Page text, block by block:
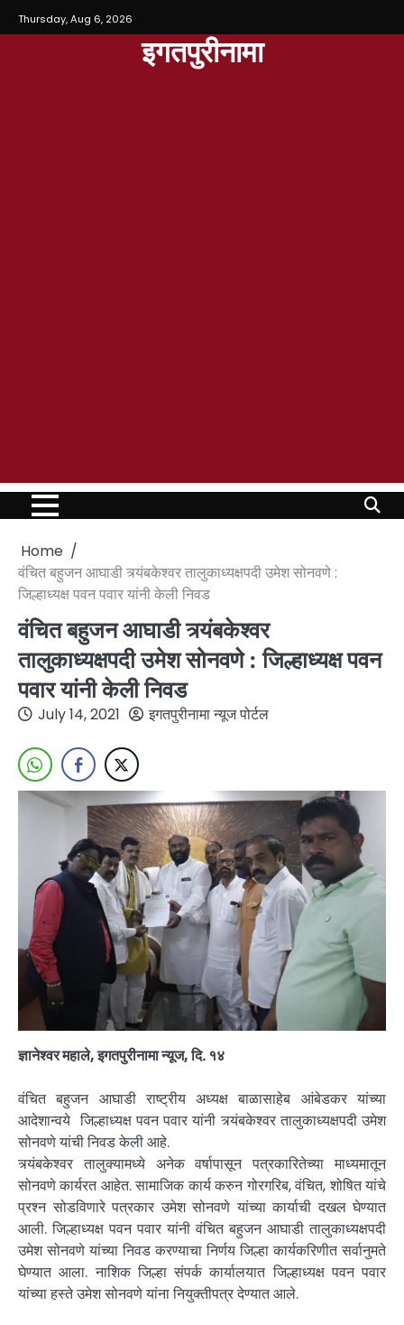
Thursday, Aug 6, 2026
इगतपुरीनामा
Home
वंचित बहुजन आघाडी त्र्यंबकेश्वर तालुकाध्यक्षपदी उमेश सोनवणे :
जिल्हाध्यक्ष पवन पवार यांनी केली निवड
वंचित बहुजन आघाडी त्र्यंबकेश्वर
तालुकाध्यक्षपदी उमेश सोनवणे : जिल्हाध्यक्ष पवन
पवार यांनी केली निवड
July 14, 2021 इगतपुरीनामा न्यूज पोर्टल
ज्ञानेश्वर महाले, इगतपुरीनामा न्यूज, दि. १४
वंचित बहुजन आघाडी राष्ट्रीय अध्यक्ष बाळासाहेब आंबेडकर यांच्या
आदेशान्वये जिल्हाध्यक्ष पवन पवार यांनी त्र्यंबकेश्वर तालुकाध्यक्षपदी उमेश
सोनवणे यांची निवड केली आहे.
त्र्यंबकेश्वर तालुक्यामध्ये अनेक वर्षापासून पत्रकारितेच्या माध्यमातून
सोनवणे कार्यरत आहेत. सामाजिक कार्य करुन गोरगरिब, वंचित, शोषित यांचे
प्रश्न सोडविणारे पत्रकार उमेश सोनवणे यांच्या कार्याची दखल घेण्यात
आली. जिल्हाध्यक्ष पवन पवार यांनी वंचित बहुजन आघाडी तालुकाध्यक्षपदी
उमेश सोनवणे यांच्या निवड करण्याचा निर्णय जिल्हा कार्यकरिणीत सर्वानुमते
घेण्यात आला. नाशिक जिल्हा संपर्क कार्यालयात जिल्हाध्यक्ष पवन पवार
यांच्या हस्ते उमेश सोनवणे यांना नियुक्तीपत्र देण्यात आले.